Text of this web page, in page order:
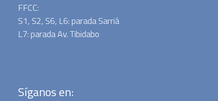
FFCC:
S1, S2, S6, L6: parada Sarriá
L7: parada Av. Tibidabo
Síganos en: